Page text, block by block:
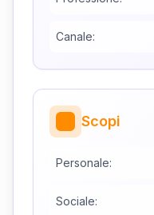
Canale:
Scopi
Personale:
Sociale: